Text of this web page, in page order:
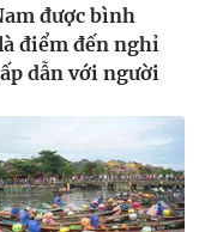
được bình
điểm đến nghỉ
dẫn với người